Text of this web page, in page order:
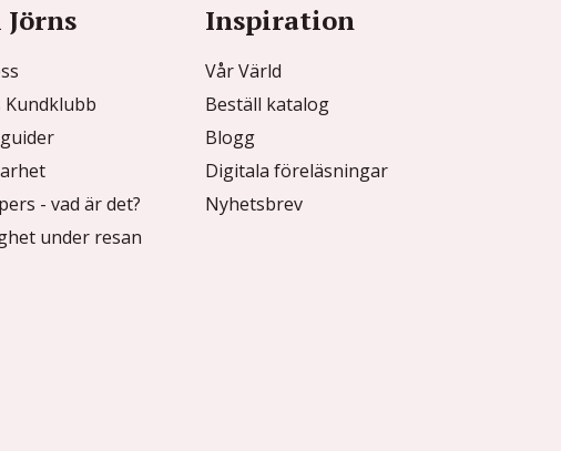
Jörns
Kundklubb
- vad är det?
under resan
Inspiration
Vår Värld
Beställ katalog
Blogg
Digitala föreläsningar
Nyhetsbrev